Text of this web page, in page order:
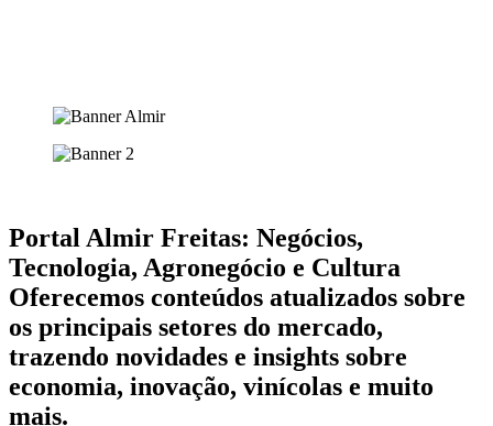
Portal Almir Freitas: Negócios,
Tecnologia, Agronegócio e Cultura
Oferecemos conteúdos atualizados sobre
os principais setores do mercado,
trazendo novidades e insights sobre
economia, inovação, vinícolas e muito
mais.